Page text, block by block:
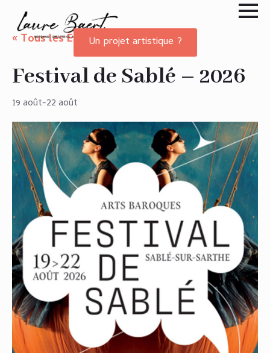
Un projet artistique ?
« Tous les Évènements
Festival de Sablé – 2026
19 août-22 août